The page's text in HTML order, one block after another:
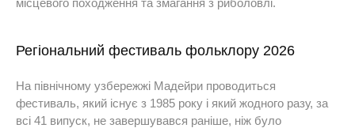
місцевого походження та змагання з риболовлі.
Регіональний фестиваль фольклору 2026
На північному узбережжі Мадейри проводиться
фестиваль, який існує з 1985 року і який жодного разу, за
всі 41 випуск, не завершувався раніше, ніж було